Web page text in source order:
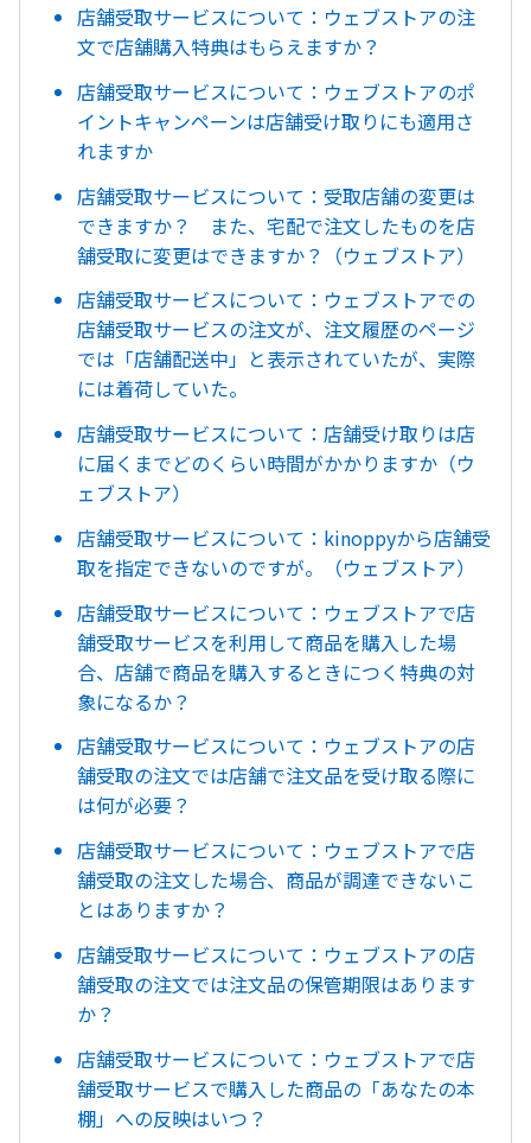
店舗受取サービスについて：ウェブストアの注
文で店舗購入特典はもらえますか？
店舗受取サービスについて：ウェブストアのポ
イントキャンペーンは店舗受け取りにも適用さ
れますか
店舗受取サービスについて：受取店舗の変更は
できますか？ また、宅配で注文したものを店
舗受取に変更はできますか？（ウェブストア）
店舗受取サービスについて：ウェブストアでの
店舗受取サービスの注文が、注文履歴のページ
では「店舗配送中」と表示されていたが、実際
には着荷していた。
店舗受取サービスについて：店舗受け取りは店
に届くまでどのくらい時間がかかりますか（ウ
ェブストア）
店舗受取サービスについて：kinoppyから店舗受
取を指定できないのですが。（ウェブストア）
店舗受取サービスについて：ウェブストアで店
舗受取サービスを利用して商品を購入した場
合、店舗で商品を購入するときにつく特典の対
象になるか？
店舗受取サービスについて：ウェブストアの店
舗受取の注文では店舗で注文品を受け取る際に
は何が必要？
店舗受取サービスについて：ウェブストアで店
舗受取の注文した場合、商品が調達できないこ
とはありますか？
店舗受取サービスについて：ウェブストアの店
舗受取の注文では注文品の保管期限はあります
か？
店舗受取サービスについて：ウェブストアで店
舗受取サービスで購入した商品の「あなたの本
棚」への反映はいつ？